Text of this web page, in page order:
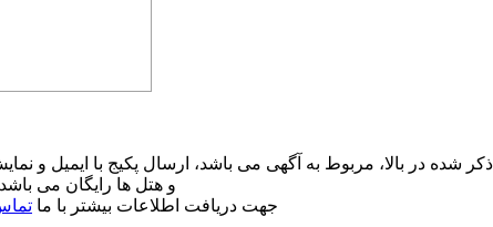
شده در بالا، مربوط به آگهی می باشد، ارسال پکیج با ایمیل و
و هتل ها رایگان می
جهت دریافت اطلاعات بیشتر با ما